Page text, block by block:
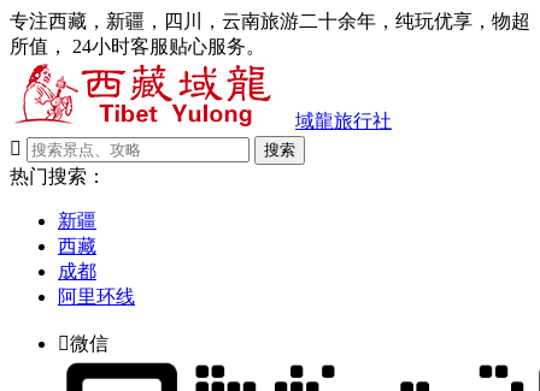
专注西藏，新疆，四川，云南旅游二十余年，纯玩优享，物超
所值， 24小时客服贴心服务。
域龍旅行社

搜索
热门搜索：
新疆
西藏
成都
阿里环线
微信